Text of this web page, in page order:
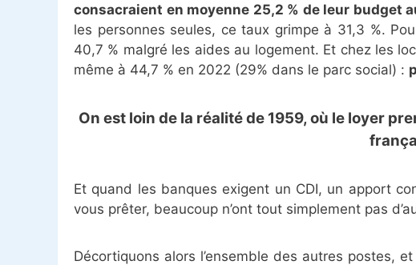
consacraient en moyenne 25,2 % de leur budget
les personnes seules, ce taux grimpe à 31,3 %.
40,7 % malgré les aides au logement. Et chez les
même à 44,7 % en 2022 (29% dans le parc social) :
On est loin de la réalité de 1959, où le loyer
Et quand les banques exigent un CDI, un apport
vous prêter, beaucoup n’ont tout simplement pas
Décortiquons alors l’ensemble des autres postes,